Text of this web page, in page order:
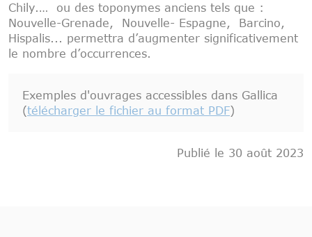
Chily.… ou des toponymes anciens tels que :
Nouvelle-Grenade, Nouvelle- Espagne, Barcino,
Hispalis... permettra d’augmenter significativement
le nombre d’occurrences.
Exemples d'ouvrages accessibles dans Gallica
(télécharger le fichier au format PDF)
Publié le 30 août 2023